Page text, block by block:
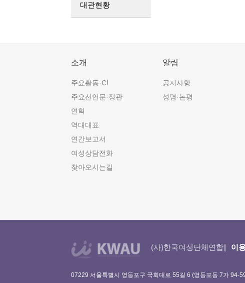
대관현황
소개
주요활동·CI
주요선언문·정관
연혁
역대대표
연간보고서
여성상담전화
찾아오시는길
알림
공지사항
성명·논평
(사)한국여성단체연합 이
07229 서울특별시 영등포구 국회대로 55길 6 (영등포동 7가 94-